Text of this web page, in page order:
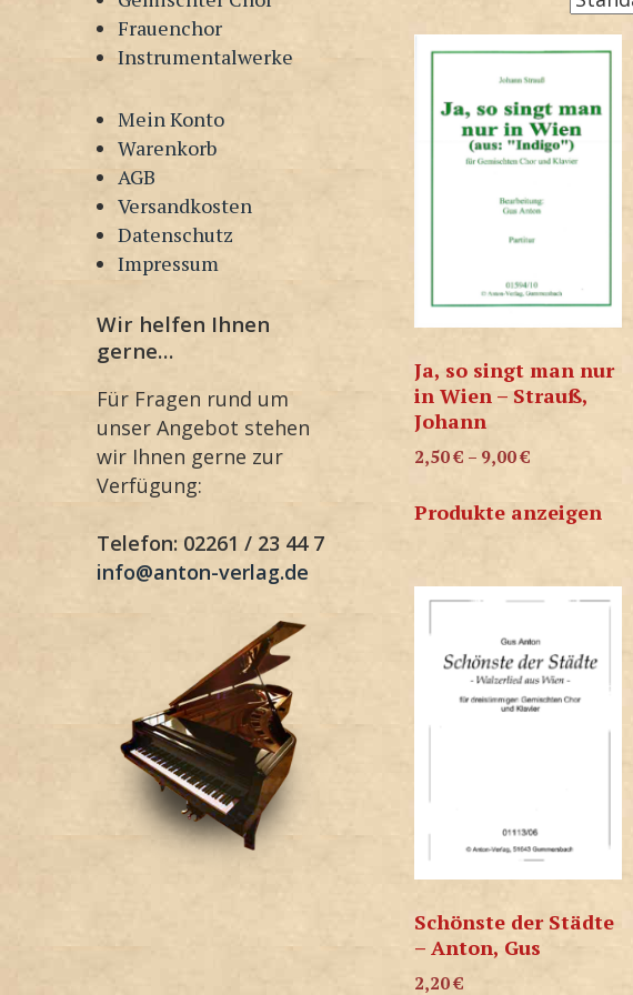
Frauenchor
Instrumentalwerke
Mein Konto
Warenkorb
AGB
Versandkosten
Datenschutz
Impressum
Wir helfen Ihnen
gerne…
Für Fragen rund um
unser Angebot stehen
wir Ihnen gerne zur
Verfügung:
Telefon: 02261 / 23 44 7
info@anton-verlag.de
Ja, so singt man nur
in Wien – Strauß,
Johann
2,50€ – 9,00€
Produkte anzeigen
Schönste der Städte
– Anton, Gus
2,20€